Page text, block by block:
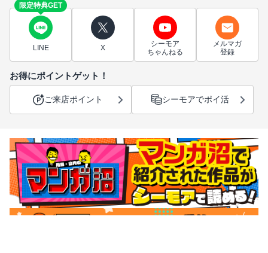
限定特典GET
LINE X
シーモア
ちゃんねる
メルマガ
登録
お得にポイントゲット！
ご来店ポイント シーモアでポイ活